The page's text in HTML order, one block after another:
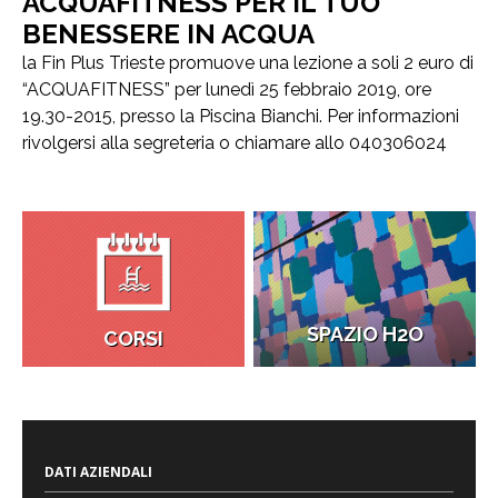
BENESSERE IN ACQUA
la Fin Plus Trieste promuove una lezione a soli 2 euro di
“ACQUAFITNESS” per lunedì 25 febbraio 2019, ore
19.30-2015, presso la Piscina Bianchi. Per informazioni
rivolgersi alla segreteria o chiamare allo 040306024
CORSI SPAZIO H2O
DATI AZIENDALI